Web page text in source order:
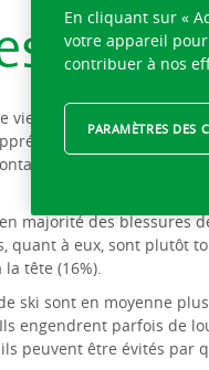
vient naturellement
dans notre pays:
suisses. Pourtant,
majorité des blessures
quant à eux, sont plutôt
tête (16%).
ski sont en moyenne
engendrent parfois de
peuvent être évités par
En cliquant sur «
votre appareil
contribuer à nos
PARAMÈTRES DES